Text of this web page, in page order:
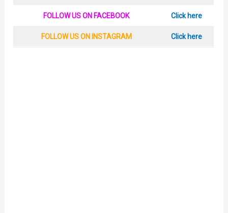
FOLLOW US ON FACEBOOK Click here
FOLLOW US ON INSTAGRAM Click here